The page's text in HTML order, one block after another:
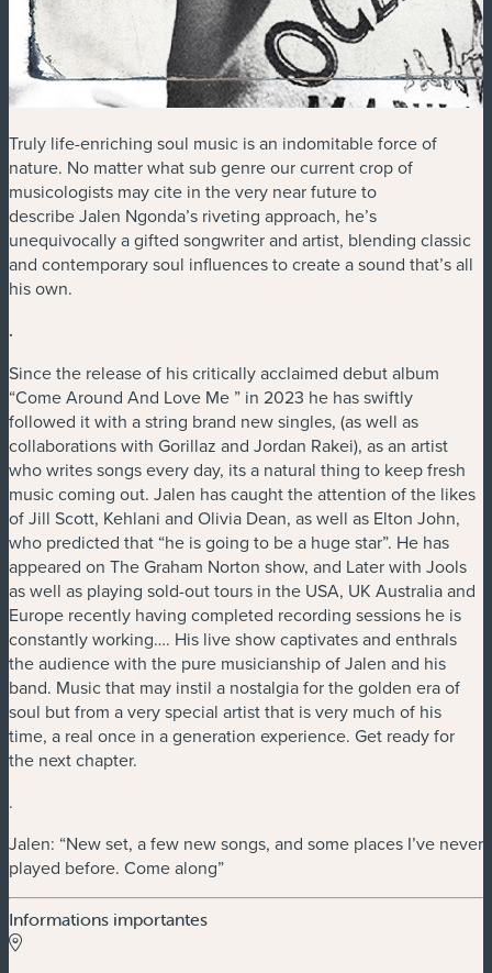
Truly life-enriching soul music is an indomitable force of
nature. No matter what sub genre our current crop of
musicologists may cite in the very near future to
describe Jalen Ngonda’s riveting approach, he’s
unequivocally a gifted songwriter and artist, blending classic
and contemporary soul influences to create a sound that’s all
his own.
.
Since the release of his critically acclaimed debut album
“Come Around And Love Me ” in 2023 he has swiftly
followed it with a string brand new singles, (as well as
collaborations with Gorillaz and Jordan Rakei), as an artist
who writes songs every day, its a natural thing to keep fresh
music coming out. Jalen has caught the attention of the likes
of Jill Scott, Kehlani and Olivia Dean, as well as Elton John,
who predicted that “he is going to be a huge star”. He has
appeared on The Graham Norton show, and Later with Jools
as well as playing sold-out tours in the USA, UK Australia and
Europe recently having completed recording sessions he is
constantly working…. His live show captivates and enthrals
the audience with the pure musicianship of Jalen and his
band. Music that may instil a nostalgia for the golden era of
soul but from a very special artist that is very much of his
time, a real once in a generation experience. Get ready for
the next chapter.
.
Jalen: “New set, a few new songs, and some places I’ve never
played before. Come along”
Informations importantes